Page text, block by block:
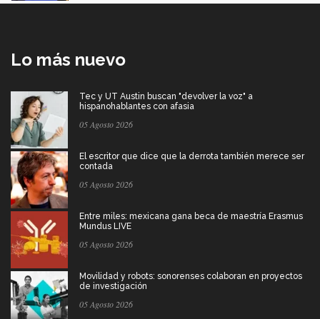
Lo más nuevo
Tec y UT Austin buscan "devolver la voz" a
hispanohablantes con afasia
05 Agosto 2026
El escritor que dice que la derrota también merece ser
contada
05 Agosto 2026
Entre miles: mexicana gana beca de maestría Erasmus
Mundus LIVE
05 Agosto 2026
Movilidad y robots: sonorenses colaboran en proyectos
de investigación
05 Agosto 2026